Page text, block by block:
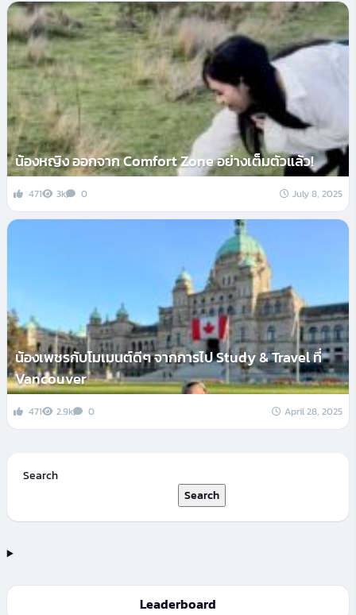
น้องหญิง ออกจาก Comfort Zone อย่างเต็มตัวแล้ว!
471 3k 0 July 8, 2025
น้องเพชรกับโมเมนต์ดีๆ จากการไป Study & Travel ที่
Vancouver
471 2.9k 0 April 28, 2025
Search
Search
Leaderboard